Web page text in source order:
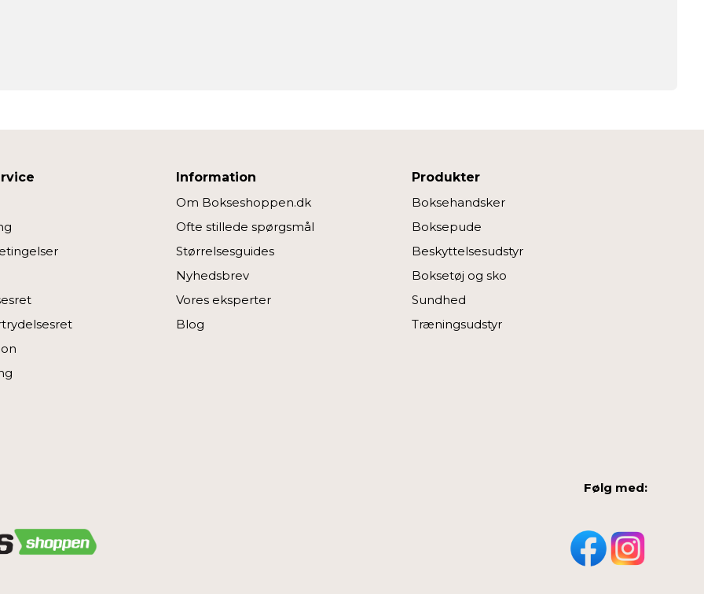
Information
Om Bokseshoppen.dk
Ofte stillede spørgsmål
Størrelsesguides
Nyhedsbrev
Vores eksperter
Blog
Produkter
Boksehandsker
Boksepude
Beskyttelsesudstyr
Boksetøj og sko
Sundhed
Træningsudstyr
Følg med: